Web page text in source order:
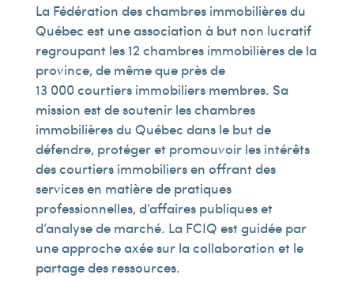
La Fédération des chambres immobilières du
Québec est une association à but non lucratif
regroupant les 12 chambres immobilières de la
province, de même que près de
13 000 courtiers immobiliers membres. Sa
mission est de soutenir les chambres
immobilières du Québec dans le but de
défendre, protéger et promouvoir les intérêts
des courtiers immobiliers en offrant des
services en matière de pratiques
professionnelles, d’affaires publiques et
d’analyse de marché. La FCIQ est guidée par
une approche axée sur la collaboration et le
partage des ressources.